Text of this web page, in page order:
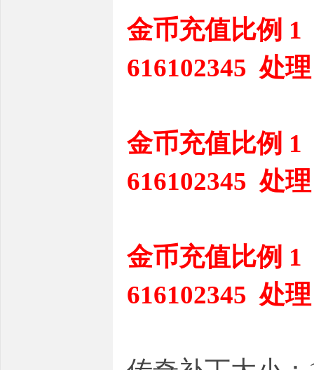
金币充值比例
616102345 处理
金币充值比例
616102345 处理
金币充值比例
616102345 处理